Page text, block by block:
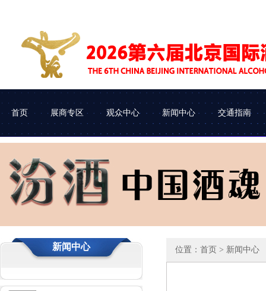
首页
展会介绍 组织机构
展商专区
参展申请 参展流程
车辆进馆
观众中心
企业查询 观众类别
新闻中心 交通指南
新闻中心 位置： 首页 > 新闻中心